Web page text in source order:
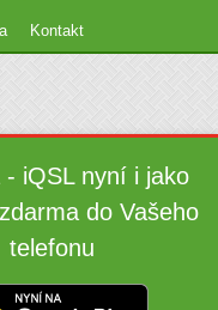
Kontakt
- iQSL nyní i jako
do Vašeho
telefonu